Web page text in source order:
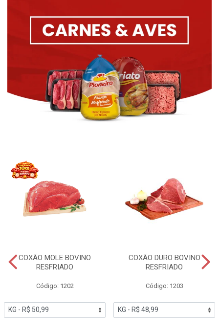
COXÃO MOLE BOVINO
RESFRIADO
Código: 1202
COXÃO DURO BOVINO
RESFRIADO
Código: 1203